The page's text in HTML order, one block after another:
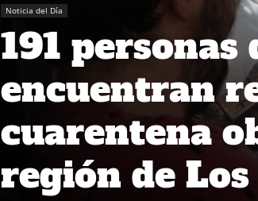
Noticia del Día
191 personas
encuentran
cuarentena
región de Los